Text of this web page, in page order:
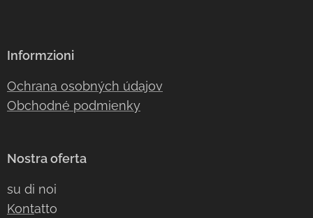
Informzioni
Ochrana osobných údajov
Obchodné podmienky
Nostra oferta
su di noi
Kontatto